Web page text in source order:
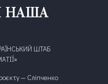
НАША
ШТАБ
— Сліпченко